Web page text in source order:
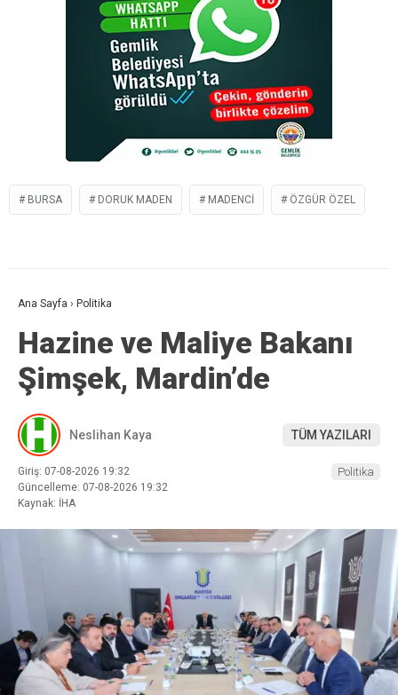
BURSA DORUK MADEN MADENCI ÖZGÜR ÖZEL
Ana Sayfa › Politika
Hazine ve Maliye Bakanı
Şimşek, Mardin’de
Neslihan Kaya TÜM YAZILARI
Giriş: 07-08-2026 19:32
Güncelleme: 07-08-2026 19:32
Kaynak: İHA
Politika